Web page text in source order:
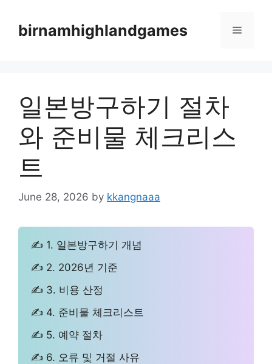
contentbirnamhighlandgames Menu
일본방구하기 절차
와 준비물 체크리스
트
June 28, 2026 by kkangnaaa
✍ 1. 일본방구하기 개념
✍ 2. 2026년 기준
✍ 3. 비용 산정
✍ 4. 준비물 체크리스트
✍ 5. 예약 절차
✍ 6. 오류 및 거절 사유